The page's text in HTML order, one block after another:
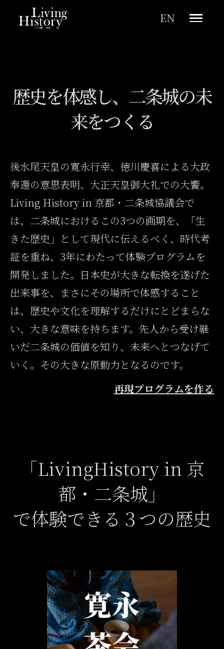
EN
トップページ
大正大饗
大政奉還
再現プログラムを作る
歴史を体感し、二条城の未
来をつくる
後水尾天皇の寛永行幸、徳川慶喜による大政
奉還の意思表明、大正天皇御大礼での大饗。
Living History in 京都・二条城協議会で
は、二条城におけるこの3つの画期を、「生
きた歴史」として現代に伝えるべく、時代考
証を重ね、3年にわたって体験プログラムを
開発しました。日本史が大きな転換を遂げた
出来事を、まさにその場所で体感すること
は、歴史や文化を理解するだけにとどまらな
い、大きな意味を持ちます。先人から受け継
いだ二条城の価値を知り、未来へとつなげて
いく。その大きな原動力となるのです。
再現プログラムを作る
「LivingHistory in 京
都・二条城」
で体験できる３つの歴史